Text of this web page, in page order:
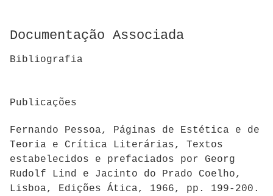
Documentação Associada
Bibliografia
Publicações
Fernando Pessoa, Páginas de Estética e de
Teoria e Crítica Literárias, Textos
estabelecidos e prefaciados por Georg
Rudolf Lind e Jacinto do Prado Coelho,
Lisboa, Edições Ática, 1966, pp. 199-200.